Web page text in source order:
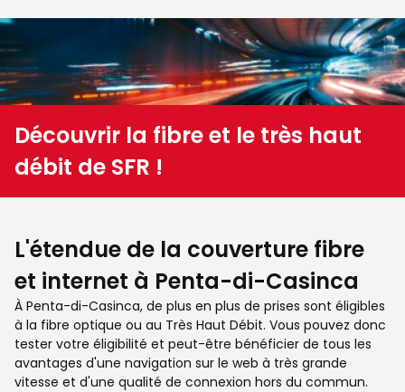
Découvrir la fibre et le très haut
débit de SFR !
L'étendue de la couverture fibre
et internet à Penta-di-Casinca
À Penta-di-Casinca, de plus en plus de prises sont éligibles
à la fibre optique ou au Très Haut Débit. Vous pouvez donc
tester votre éligibilité et peut-être bénéficier de tous les
avantages d'une navigation sur le web à très grande
vitesse et d'une qualité de connexion hors du commun.